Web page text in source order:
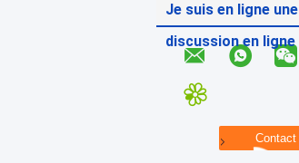
Je suis en ligne une
discussion en ligne